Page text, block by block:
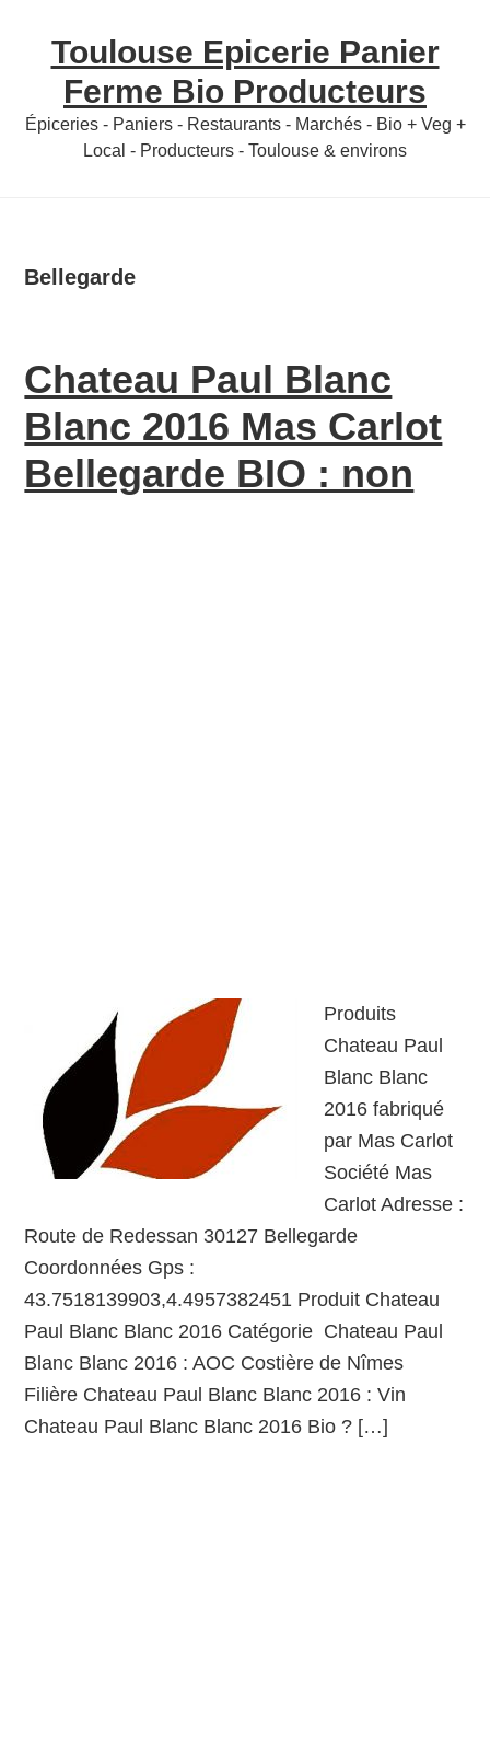
sidebar
Toulouse Epicerie Panier
Ferme Bio Producteurs
Épiceries - Paniers - Restaurants - Marchés - Bio + Veg +
Local - Producteurs - Toulouse & environs
Bellegarde
Chateau Paul Blanc
Blanc 2016 Mas Carlot
Bellegarde BIO : non
Produits
Chateau Paul
Blanc Blanc
2016 fabriqué
par Mas Carlot
Société Mas
Carlot Adresse :
Route de Redessan 30127 Bellegarde
Coordonnées Gps :
43.7518139903,4.4957382451 Produit Chateau
Paul Blanc Blanc 2016 Catégorie Chateau Paul
Blanc Blanc 2016 : AOC Costière de Nîmes
Filière Chateau Paul Blanc Blanc 2016 : Vin
Chateau Paul Blanc Blanc 2016 Bio ? […]